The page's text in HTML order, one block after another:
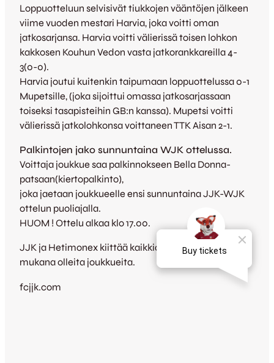
Loppuotteluun selvisivät tiukkojen vääntöjen jälkeen
viime vuoden mestari Harvia, joka voitti oman
jatkosarjansa. Harvia voitti välierissä toisen lohkon
kakkosen Kouhun Vedon vasta jatkorankkareilla 4-
3(0-0).
Harvia joutui kuitenkin taipumaan loppuottelussa 0-1
Mupetsille, (joka sijoittui omassa jatkosarjassaan
toiseksi tasapisteihin GB:n kanssa). Mupetsi voitti
välierissä jatkolohkonsa voittaneen TTK Aisan 2-1.
Palkintojen jako sunnuntaina WJK ottelussa.
Voittaja joukkue saa palkinnokseen Bella Donna-
patsaan(kiertopalkinto),
joka jaetaan joukkueelle ensi sunnuntaina JJK-WJK
ottelun puoliajalla.
HUOM ! Ottelu alkaa klo 17.00.
JJK ja Hetimonex kiittää kaikkia tällä kaudella
mukana olleita joukkueita.
fcjjk.com